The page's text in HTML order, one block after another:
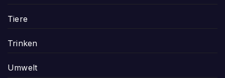
Tiere
Trinken
Umwelt